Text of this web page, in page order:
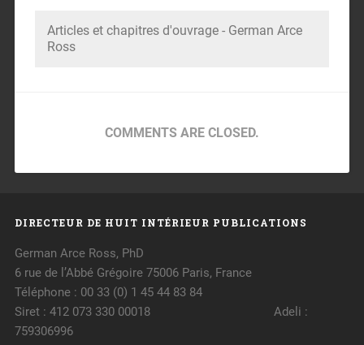
Articles et chapitres d'ouvrage - German Arce
Ross
COMMENTS ARE CLOSED.
DIRECTEUR DE HUIT INTÉRIEUR PUBLICATIONS
German Arce Ross, PhD
6 rue de l’Abbé Grégoire 75006 Paris, France
Téléphone : 00 33 (0) 1 45 44 83 84
Siret : 412 073 330 00018 Adeli :
759306996